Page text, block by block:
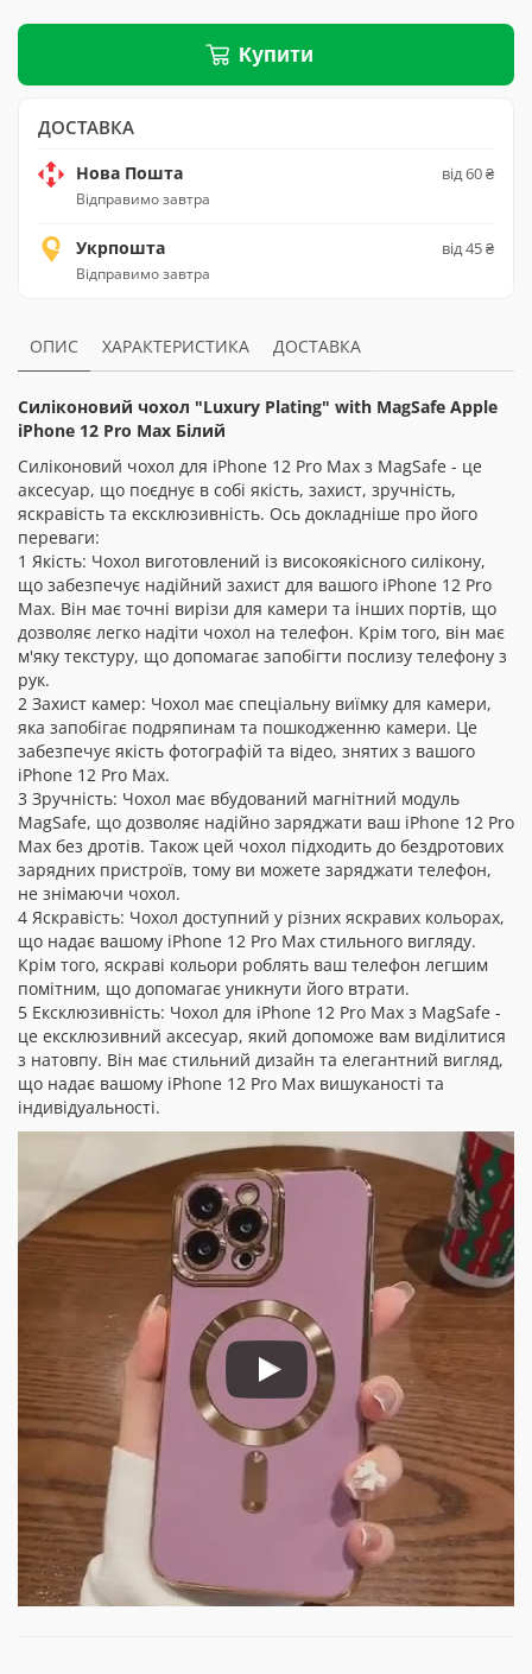
Купити
ДОСТАВКА
Нова Пошта
Відправимо завтра
від 60 ₴
Укрпошта
Відправимо завтра
від 45 ₴
ОПИС ХАРАКТЕРИСТИКА ДОСТАВКА
Силіконовий чохол "Luxury Plating" with MagSafe Apple
iPhone 12 Pro Max Білий
Силіконовий чохол для iPhone 12 Pro Max з MagSafe - це
аксесуар, що поєднує в собі якість, захист, зручність,
яскравість та ексклюзивність. Ось докладніше про його
переваги:
1 Якість: Чохол виготовлений із високоякісного силікону,
що забезпечує надійний захист для вашого iPhone 12 Pro
Max. Він має точні вирізи для камери та інших портів, що
дозволяє легко надіти чохол на телефон. Крім того, він має
м'яку текстуру, що допомагає запобігти послизу телефону з
рук.
2 Захист камер: Чохол має спеціальну виїмку для камери,
яка запобігає подряпинам та пошкодженню камери. Це
забезпечує якість фотографій та відео, знятих з вашого
iPhone 12 Pro Max.
3 Зручність: Чохол має вбудований магнітний модуль
MagSafe, що дозволяє надійно заряджати ваш iPhone 12 Pro
Max без дротів. Також цей чохол підходить до бездротових
зарядних пристроїв, тому ви можете заряджати телефон,
не знімаючи чохол.
4 Яскравість: Чохол доступний у різних яскравих кольорах,
що надає вашому iPhone 12 Pro Max стильного вигляду.
Крім того, яскраві кольори роблять ваш телефон легшим
помітним, що допомагає уникнути його втрати.
5 Ексклюзивність: Чохол для iPhone 12 Pro Max з MagSafe -
це ексклюзивний аксесуар, який допоможе вам виділитися
з натовпу. Він має стильний дизайн та елегантний вигляд,
що надає вашому iPhone 12 Pro Max вишуканості та
індивідуальності.